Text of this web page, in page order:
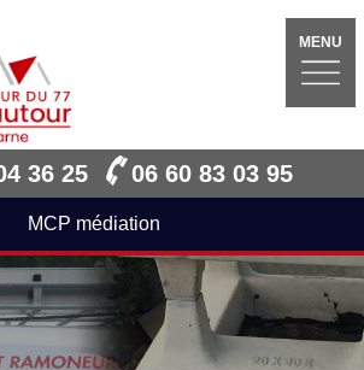
MENU
36 25 06 60 83 03 95
MCP médiation